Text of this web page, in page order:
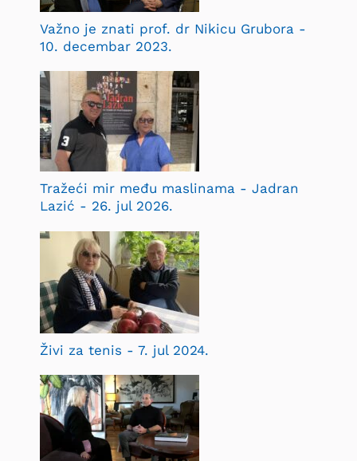
Važno je znati prof. dr Nikicu Grubora -
10. decembar 2023.
Tražeći mir među maslinama - Jadran
Lazić - 26. jul 2026.
Živi za tenis - 7. jul 2024.